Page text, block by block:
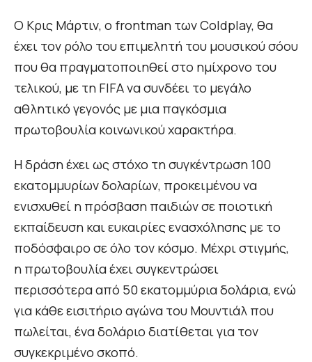
Ο Κρις Μάρτιν, ο frontman των Coldplay, θα
έχει τον ρόλο του επιμελητή του μουσικού σόου
που θα πραγματοποιηθεί στο ημίχρονο του
τελικού, με τη FIFA να συνδέει το μεγάλο
αθλητικό γεγονός με μια παγκόσμια
πρωτοβουλία κοινωνικού χαρακτήρα.
Η δράση έχει ως στόχο τη συγκέντρωση 100
εκατομμυρίων δολαρίων, προκειμένου να
ενισχυθεί η πρόσβαση παιδιών σε ποιοτική
εκπαίδευση και ευκαιρίες ενασχόλησης με το
ποδόσφαιρο σε όλο τον κόσμο. Μέχρι στιγμής,
η πρωτοβουλία έχει συγκεντρώσει
περισσότερα από 50 εκατομμύρια δολάρια, ενώ
για κάθε εισιτήριο αγώνα του Μουντιάλ που
πωλείται, ένα δολάριο διατίθεται για τον
συγκεκριμένο σκοπό.